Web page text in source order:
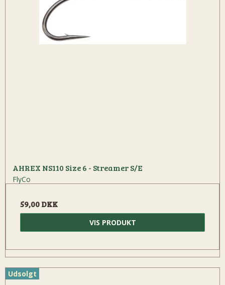
AHREX NS110 Size 6 - Streamer S/E
FlyCo
59,00 DKK
VIS PRODUKT
Udsolgt